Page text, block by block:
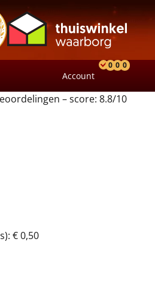
Account
0 0 0
– score: 8.8/10
€ 0,50